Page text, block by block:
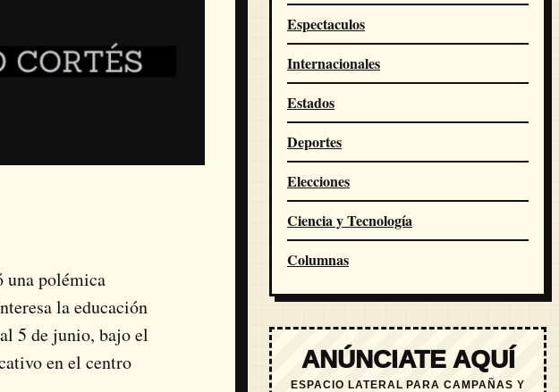
una polémica
la educación
5 de junio, bajo el
en el centro
Espectaculos
Internacionales
Estados
Deportes
Elecciones
Ciencia y Tecnología
Columnas
ANÚNCIATE AQUÍ
ESPACIO LATERAL PARA CAMPAÑAS Y